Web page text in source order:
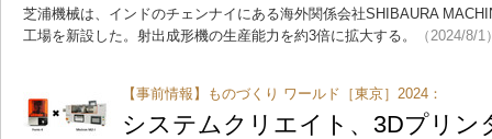
芝浦機械は、インドのチェンナイにある海外関係会社SHIBAURA
工場を新設した。射出成形機の生産能力を約3倍に拡大する。
（2024/8/1
【事前情報】ものづくり ワールド［東京］2024：
システムクリエイト、3Dプリン